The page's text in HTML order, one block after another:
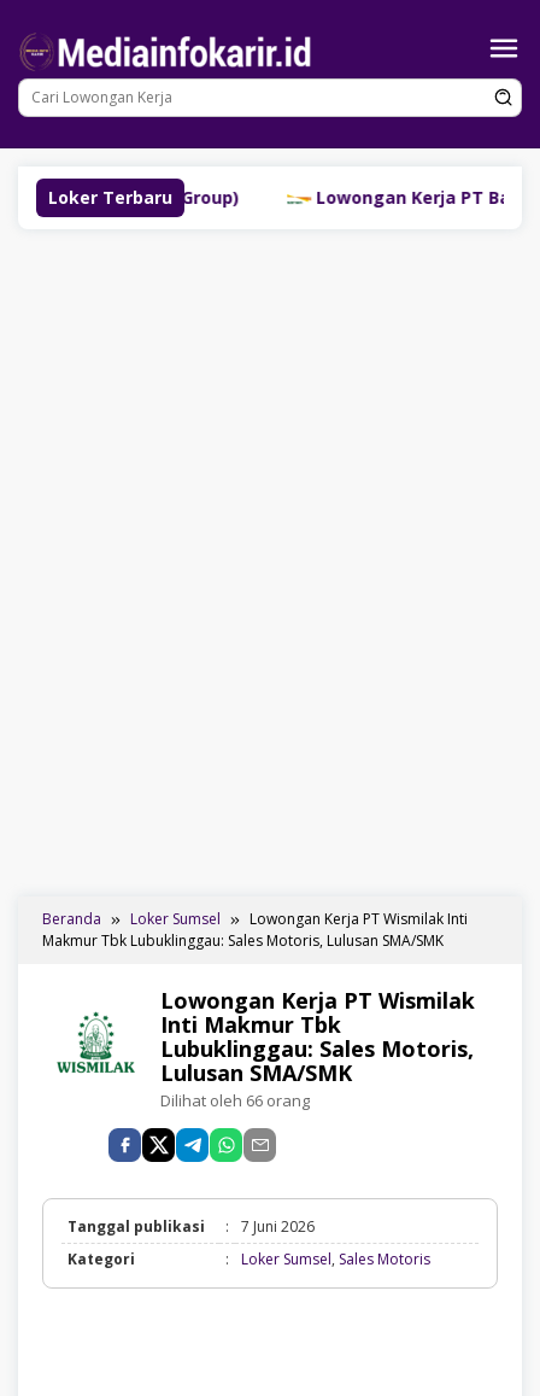
konten
Loker Terbaru
(SM Group) Lowongan Kerja PT Bank
Beranda Loker Sumsel
Lowongan Kerja PT Wismilak Inti
Makmur Tbk Lubuklinggau: Sales Motoris, Lulusan SMA/SMK
Lowongan Kerja PT Wismilak
Inti Makmur Tbk
Lubuklinggau: Sales Motoris,
Lulusan SMA/SMK
Dilihat oleh 66 orang
Tanggal publikasi :
7 Juni 2026
Kategori
: Loker Sumsel, Sales MotorisLoker